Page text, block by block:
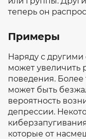
теперь он
Примеры
Наряду с другими
может увеличить
поведения. Более
может быть
вероятность
депрессии.
которые от